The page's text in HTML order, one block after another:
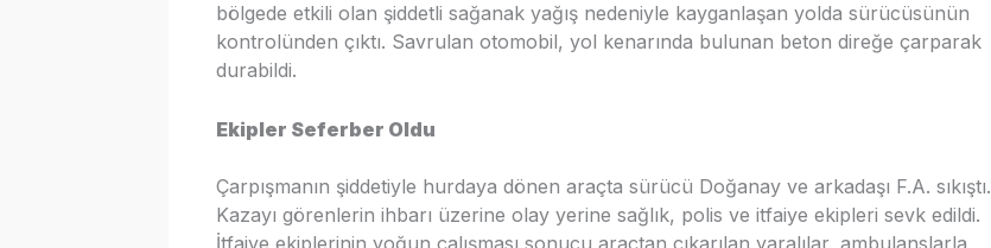
bölgede etkili olan şiddetli sağanak yağış nedeniyle kayganlaşan yolda sürücüsünün
kontrolünden çıktı. Savrulan otomobil, yol kenarında bulunan beton direğe çarparak
durabildi.
Ekipler Seferber Oldu
Çarpışmanın şiddetiyle hurdaya dönen araçta sürücü Doğanay ve arkadaşı F.A. sıkıştı.
Kazayı görenlerin ihbarı üzerine olay yerine sağlık, polis ve itfaiye ekipleri sevk edildi.
İtfaiye ekiplerinin yoğun çalışması sonucu araçtan çıkarılan yaralılar, ambulanslarla